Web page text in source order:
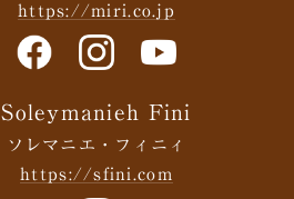
https://miri.co.jp
Soleymanieh Fini
ソレマニエ・フィニィ
https://sfini.com